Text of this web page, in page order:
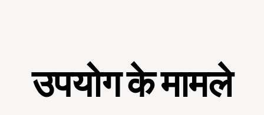
उपयोग के मामले